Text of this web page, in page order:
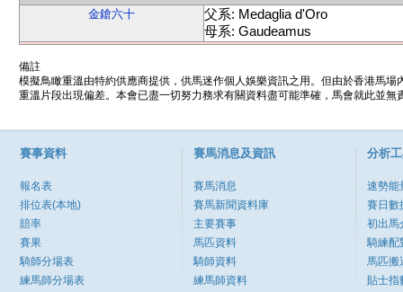
金鎗六十
父系: Medaglia d'Oro
母系: Gaudeamus
備註
模擬鳥瞰重溫由特約供應商提供，供馬迷作個人娛樂資訊之用。但由於香港馬
重溫片段出現偏差。本會已盡一切努力務求有關資料盡可能準確，馬會就此並
賽事資料
報名表
排位表(本地)
賠率
賽果
騎師分場表
練馬師分場表
賽馬消息及資訊
賽馬消息
賽馬新聞資料庫
主要賽事
馬匹資料
騎師資料
練馬師資料
分析
速勢能
賽日數
初出馬
騎練配
馬匹搬
貼士指